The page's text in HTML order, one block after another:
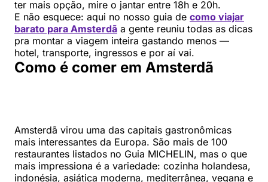
ter mais opção, mire o jantar entre 18h e 20h.
E não esquece: aqui no nosso guia de como viajar
barato para Amsterdã a gente reuniu todas as dicas
pra montar a viagem inteira gastando menos —
hotel, transporte, ingressos e por aí vai.
Como é comer em Amsterdã
Amsterdã virou uma das capitais gastronômicas
mais interessantes da Europa. São mais de 100
restaurantes listados no Guia MICHELIN, mas o que
mais impressiona é a variedade: cozinha holandesa,
indonésia, asiática moderna, mediterrânea, vegana e